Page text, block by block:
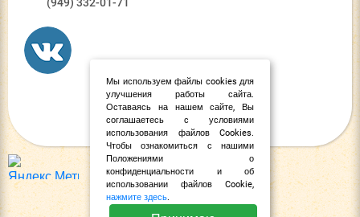
Мы используем файлы cookies для
улучшения работы сайта.
Оставаясь на нашем сайте, Вы
соглашаетесь с условиями
использования файлов Cookies.
Чтобы ознакомиться с нашими
Положениями о
конфиденциальности и об
использовании файлов Cookie,
нажмите здесь.